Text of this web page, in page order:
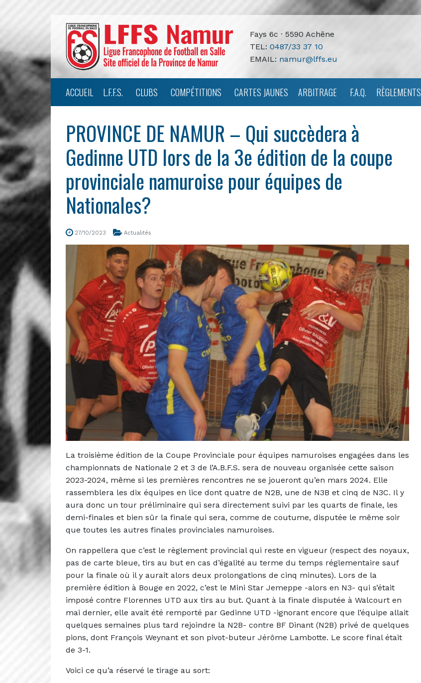
Fays 6c · 5590 Achêne
TEL: 0487/33 37 10
EMAIL: namur@lffs.eu
ACCUEIL L.F.F.S. CLUBS COMPÉTITIONS CARTES JAUNES ARBITRAGE F.A.Q. RÈGLEMENTS
PROVINCE DE NAMUR – Qui succèdera à
Gedinne UTD lors de la 3e édition de la coupe
provinciale namuroise pour équipes de
Nationales?
27/10/2023 Actualités
La troisième édition de la Coupe Provinciale pour équipes namuroises engagées dans les
championnats de Nationale 2 et 3 de l’A.B.F.S. sera de nouveau organisée cette saison
2023-2024, même si les premières rencontres ne se joueront qu’en mars 2024. Elle
rassemblera les dix équipes en lice dont quatre de N2B, une de N3B et cinq de N3C. Il y
aura donc un tour préliminaire qui sera directement suivi par les quarts de finale, les
demi-finales et bien sûr la finale qui sera, comme de coutume, disputée le même soir
que toutes les autres finales provinciales namuroises.
On rappellera que c’est le règlement provincial qui reste en vigueur (respect des noyaux,
pas de carte bleue, tirs au but en cas d’égalité au terme du temps réglementaire sauf
pour la finale où il y aurait alors deux prolongations de cinq minutes). Lors de la
première édition à Bouge en 2022, c’est le Mini Star Jemeppe -alors en N3- qui s’était
imposé contre Florennes UTD aux tirs au but. Quant à la finale disputée à Walcourt en
mai dernier, elle avait été remporté par Gedinne UTD -ignorant encore que l’équipe allait
quelques semaines plus tard rejoindre la N2B- contre BF Dinant (N2B) privé de quelques
pions, dont François Weynant et son pivot-buteur Jérôme Lambotte. Le score final était
de 3-1.
Voici ce qu’a réservé le tirage au sort: